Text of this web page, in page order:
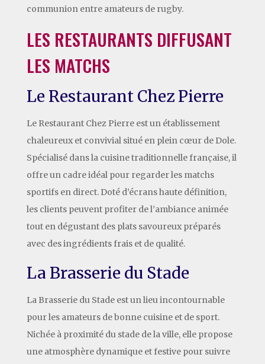
communion entre amateurs de rugby.
LES RESTAURANTS DIFFUSANT
LES MATCHS
Le Restaurant Chez Pierre
Le Restaurant Chez Pierre est un établissement
chaleureux et convivial situé en plein cœur de Dole.
Spécialisé dans la cuisine traditionnelle française, il
offre un cadre idéal pour regarder les matchs
sportifs en direct. Doté d’écrans haute définition,
les clients peuvent profiter de l’ambiance animée
tout en dégustant des plats savoureux préparés
avec des ingrédients frais et de qualité.
La Brasserie du Stade
La Brasserie du Stade est un lieu incontournable
pour les amateurs de bonne cuisine et de sport.
Nichée à proximité du stade de la ville, elle propose
une atmosphère dynamique et festive pour suivre